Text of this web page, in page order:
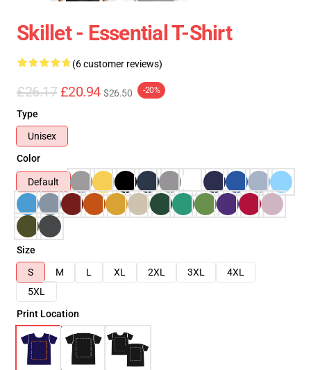
Skillet - Essential T-Shirt
(6 customer reviews)
£26.17 £20.94 $26.50 -20%
Type
Unisex
Color
Default
Size
S
M L XL 2XL 3XL
4XL
5XL
Print Location